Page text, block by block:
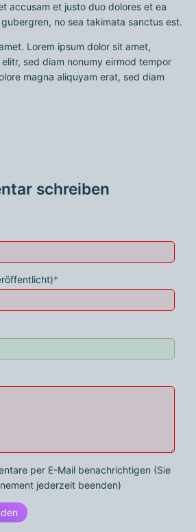
accusam et justo duo dolores et ea
no sea takimata sanctus est.
Lorem ipsum dolor sit amet,
sed diam nonumy eirmod tempor
magna aliquyam erat, sed diam
schreiben
*
per E-Mail benachrichtigen (Sie
jederzeit beenden)